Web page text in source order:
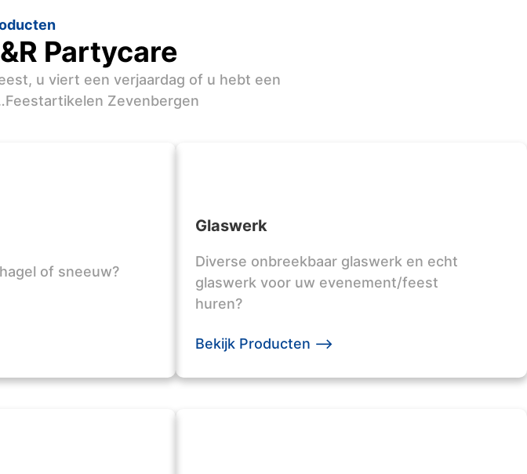
Partycare
u viert een verjaardag of u hebt een
Zevenbergen
of sneeuw?
Glaswerk
Diverse onbreekbaar glaswerk en echt
glaswerk voor uw evenement/feest
huren?
Bekijk Producten -->